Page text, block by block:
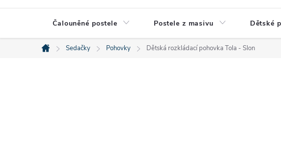
Čalouněné postele Postele z masivu Dětské
Domů
Sedačky Pohovky Dětská rozkládací pohovka Tola - Slon